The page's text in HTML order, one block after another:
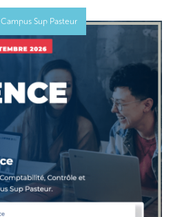
Campus Sup Pasteur